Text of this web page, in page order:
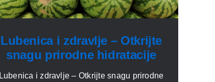
Lubenica i zdravlje – Otkrijte
snagu prirodne hidratacije
Lubenica i zdravlje – Otkrijte snagu prirodne